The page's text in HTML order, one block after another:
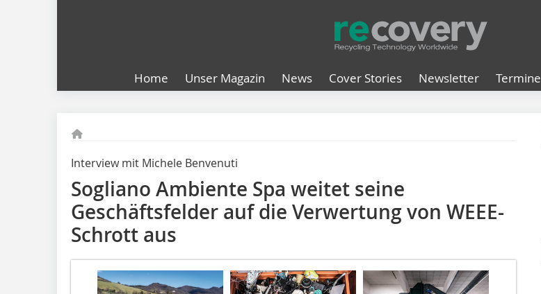
Home Unser Magazin News Cover Stories Newsletter Termine
Interview mit Michele Benvenuti
Sogliano Ambiente Spa weitet seine
Geschäftsfelder auf die Verwertung von WEEE-
Schrott aus